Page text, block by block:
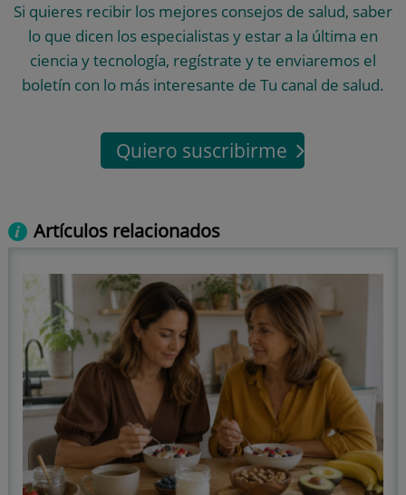
Si quieres recibir los mejores consejos de salud, saber
lo que dicen los especialistas y estar a la última en
ciencia y tecnología, regístrate y te enviaremos el
boletín con lo más interesante de Tu canal de salud.
Quiero suscribirme
Artículos relacionados